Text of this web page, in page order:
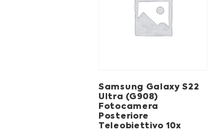
Samsung Galaxy S22
Ultra (G908)
Fotocamera
Posteriore
Teleobiettivo 10x